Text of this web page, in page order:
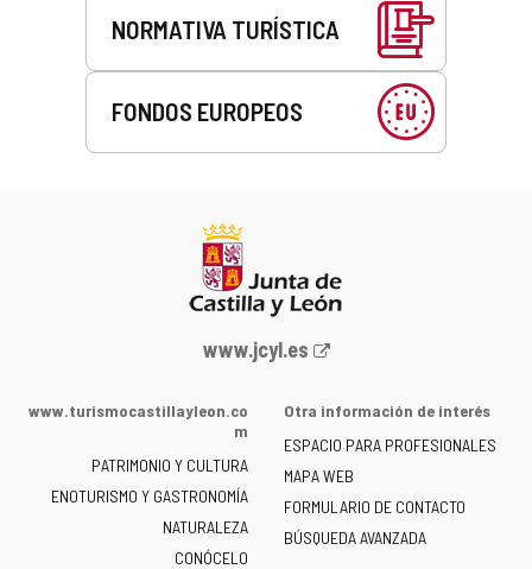
NORMATIVA TURÍSTICA
FONDOS EUROPEOS
Portal
la
de
Castilla
y
León
www.jcyl.es
www.turismocastillayleon.co
m
PATRIMONIO Y CULTURA
ENOTURISMO Y GASTRONOMÍA
NATURALEZA
CONÓCELO
Otra información de interés
ESPACIO PARA PROFESIONALES
MAPA WEB
FORMULARIO DE CONTACTO
BÚSQUEDA AVANZADA